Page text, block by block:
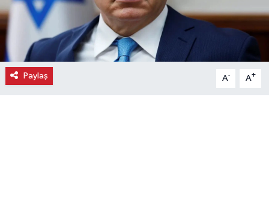
Paylaş A- A+
Gurme
Haber
İlçe Haberleri